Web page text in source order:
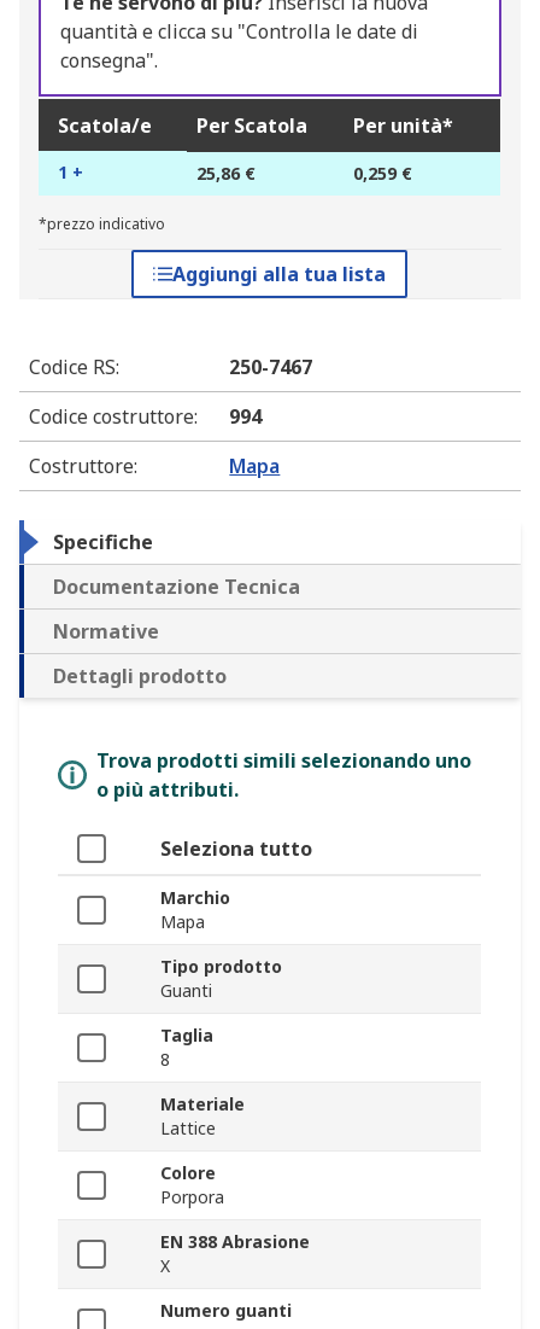
quantità e clicca su "Controlla le date di
consegna".
Scatola/e Per Scatola Per unità*
1 + 25,86 € 0,259 €
*prezzo indicativo
Aggiungi alla tua lista
Codice RS:
250-7467
Codice costruttore:
994
Costruttore: Mapa
Specifiche
Documentazione Tecnica
Normative
Dettagli prodotto
Trova prodotti simili selezionando uno
o più attributi.
Seleziona tutto
Marchio
Mapa
Tipo prodotto
Guanti
Taglia
8
Materiale
Lattice
Colore
Porpora
EN 388 Abrasione
X
Numero guanti